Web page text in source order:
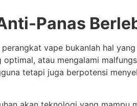
Panas
vape bukanlah hal
atau mengalami
tetapi juga berpotensi